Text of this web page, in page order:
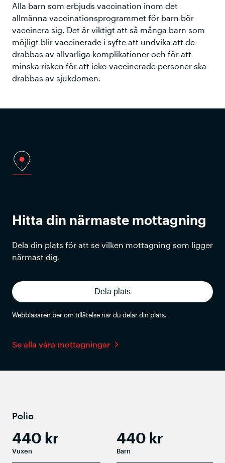
Alla barn som erbjuds vaccination inom det
allmänna vaccinationsprogrammet för barn bör
vaccinera sig. Det är viktigt att så många barn som
möjligt blir vaccinerade i syfte att undvika att de
drabbas av allvarliga komplikationer och för att
minska risken för att icke-vaccinerade personer ska
drabbas av sjukdomen.
Hitta din närmaste mottagning
Dela din plats för att se vilken mottagning som ligger
närmast dig.
Dela plats
Webbläsaren ber om tillåtelse när du delar din plats.
Se alla våra mottagningar
Polio
440 kr
Vuxen
440 kr
Barn